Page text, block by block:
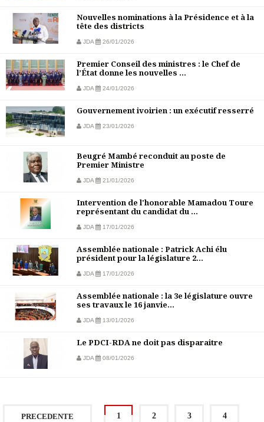
Nouvelles nominations à la Présidence et à la
tête des districts
JDA 26/01/2026
Premier Conseil des ministres : le Chef de
l’État donne les nouvelles ...
JDA 24/01/2026
Gouvernement ivoirien : un exécutif resserré
JDA 23/01/2026
Beugré Mambé reconduit au poste de
Premier Ministre
JDA 21/01/2026
Intervention de l'honorable Mamadou Toure
représentant du candidat du ...
JDA 17/01/2026
Assemblée nationale : Patrick Achi élu
président pour la législature 2...
JDA 17/01/2026
Assemblée nationale : la 3e législature ouvre
ses travaux le 16 janvie...
JDA 13/01/2026
Le PDCI-RDA ne doit pas disparaitre
JDA 08/01/2026
PRECEDENTE 1 2 3 4